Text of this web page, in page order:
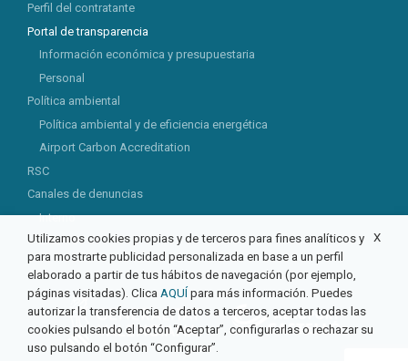
Perfil del contratante
Portal de transparencia
Información económica y presupuestaria
Personal
Política ambiental
Política ambiental y de eficiencia energética
Airport Carbon Accreditation
RSC
Canales de denuncias
Interno
Externo
X
Utilizamos cookies propias y de terceros para fines analíticos y
para mostrarte publicidad personalizada en base a un perfil
elaborado a partir de tus hábitos de navegación (por ejemplo,
páginas visitadas). Clica AQUÍ para más información. Puedes
autorizar la transferencia de datos a terceros, aceptar todas las
cookies pulsando el botón “Aceptar”, configurarlas o rechazar su
uso pulsando el botón “Configurar”.